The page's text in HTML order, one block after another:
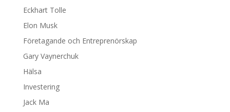
Eckhart Tolle
Elon Musk
Företagande och Entreprenörskap
Gary Vaynerchuk
Hälsa
Investering
Jack Ma